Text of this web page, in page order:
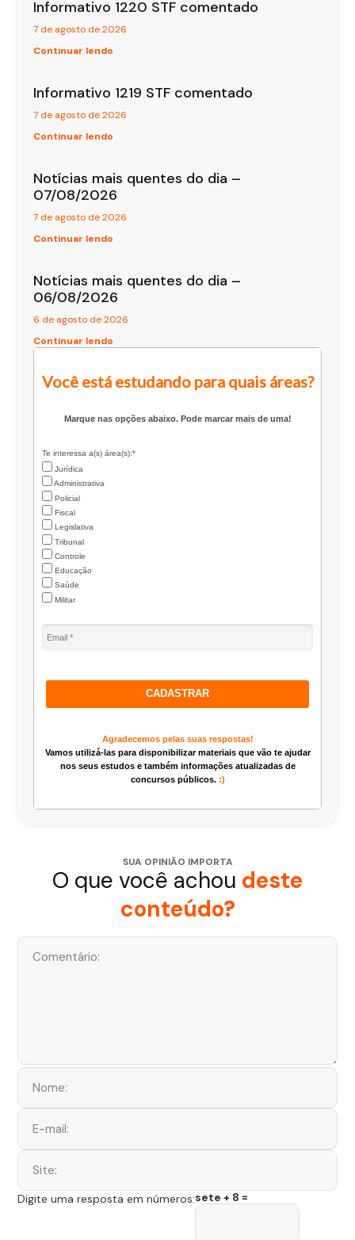
Informativo 1220 STF comentado
7 de agosto de 2026
Continuar lendo
Informativo 1219 STF comentado
7 de agosto de 2026
Continuar lendo
Notícias mais quentes do dia –
07/08/2026
7 de agosto de 2026
Continuar lendo
Notícias mais quentes do dia –
06/08/2026
6 de agosto de 2026
Continuar lendo
Você está estudando para quais áreas?
Marque nas opções abaixo. Pode marcar mais de uma!
Te interessa a(s) área(s):*
Jurídica
Administrativa
Policial
Fiscal
Legislativa
Tribunal
Controle
Educação
Saúde
Militar
CADASTRAR
Agradecemos pelas suas respostas!
Vamos utilizá-las para disponibilizar materiais que vão te ajudar
nos seus estudos e também informações atualizadas de
concursos públicos. :)
SUA OPINIÃO IMPORTA
O que você achou deste
conteúdo?
Digite uma resposta em números:sete + 8 =